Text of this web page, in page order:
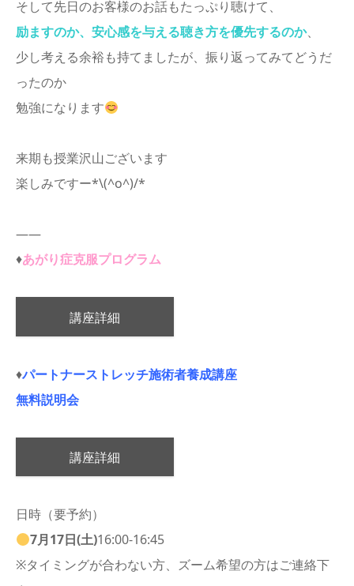
そして先日のお客様のお話もたっぷり聴けて、
励ますのか、安心感を与える聴き方を優先するのか、
少し考える余裕も持てましたが、振り返ってみてどうだ
ったのか
勉強になります
来期も授業沢山ございます
楽しみですー*\(^o^)/*
——
♦️あがり症克服プログラム
講座詳細
♦️パートナーストレッチ施術者養成講座
無料説明会
講座詳細
日時（要予約）
7月17日(土)16:00-16:45
※タイミングが合わない方、ズーム希望の方はご連絡下